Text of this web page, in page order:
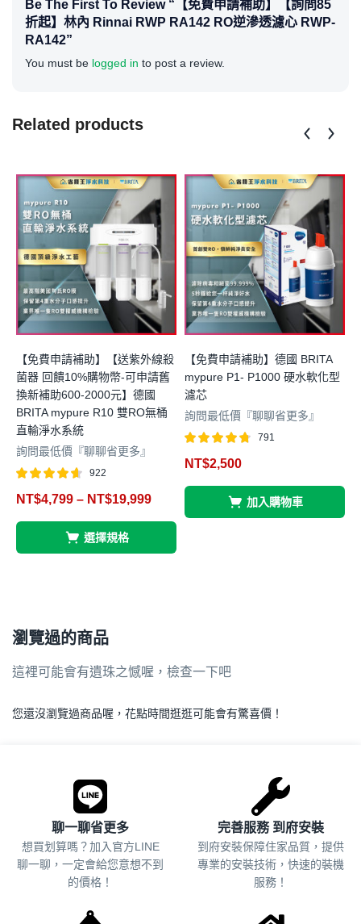
Be The First To Review “【免費申請補助】【詢問85
折起】林內 Rinnai RWP RA142 RO逆滲透濾心 RWP-
RA142”
You must be logged in to post a review.
Related products
【免費申請補助】【送紫外線殺
菌器 回饋10%購物幣-可申請舊
換新補助600-2000元】德國
BRITA mypure R10 雙RO無桶
直輸淨水系統
詢問最低價『聊聊省更多』
4.56
922
NT$4,799 – NT$19,999
選擇規格
【免費申請補助】德國 BRITA
mypure P1- P1000 硬水軟化型
濾芯
詢問最低價『聊聊省更多』
4.73
791
NT$2,500
加入購物車
瀏覽過的商品
這裡可能會有遺珠之憾喔，檢查一下吧
您還沒瀏覽過商品喔，花點時間逛逛可能會有驚喜價！
聊一聊省更多
想買划算嗎？加入官方LINE
聊一聊，一定會給您意想不到
的價格！
完善服務 到府安裝
到府安裝保障住家品質，提供
專業的安裝技術，快速的裝機
服務！